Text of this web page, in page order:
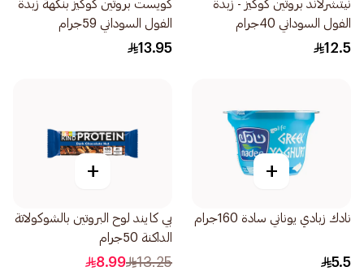
نيتشرلاند بروتين كوكيز - زبدة
الفول السوداني 40جرام
12.5
كويست بروتين كوكيز بنكهة زبدة
الفول السوداني 59جرام
13.95
+
نادك زبادي يوناني سادة 160جرام
5.5
+
بي كايند لوح البروتين بالشوكولاتة
الداكنة 50جرام
13.25
8.99